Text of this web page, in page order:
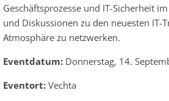
Geschäftsprozesse und IT-Sicherheit
und Diskussionen zu den neuesten
Atmosphäre zu netzwerken.
Eventdatum: Donnerstag, 14.
Eventort: Vechta